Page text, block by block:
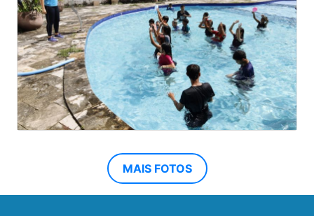
MAIS FOTOS